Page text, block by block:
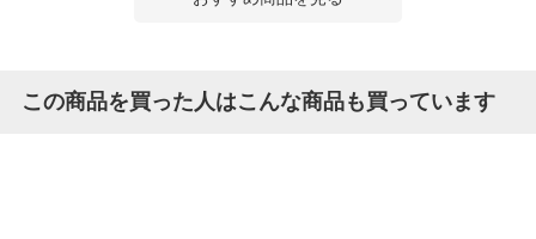
この商品を買った人はこんな商品も買っています